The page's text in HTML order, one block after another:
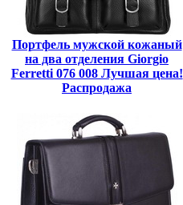
Портфель мужской кожаный
на два отделения Giorgio
Ferretti 076 008 Лучшая цена!
Распродажа